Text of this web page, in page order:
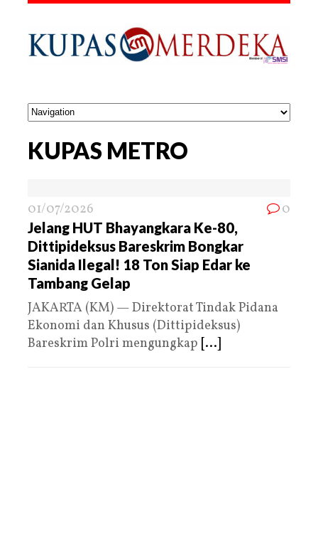
KUPAS METRO
01/07/2026 0
Jelang HUT Bhayangkara Ke-80,
Dittipideksus Bareskrim Bongkar
Sianida Ilegal! 18 Ton Siap Edar ke
Tambang Gelap
JAKARTA (KM) — Direktorat Tindak Pidana
Ekonomi dan Khusus (Dittipideksus)
Bareskrim Polri mengungkap [...]